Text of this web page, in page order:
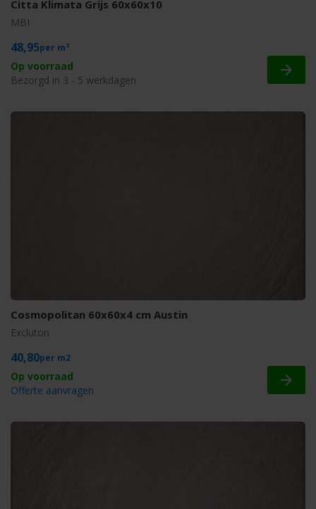
Citta Klimata Grijs 60x60x10
MBI
48,95 m²
Op voorraad
Bezorgd in 3 - 5 werkdagen
Cosmopolitan 60x60x4 cm Austin
Excluton
40,80 m2
Offerte aanvragen